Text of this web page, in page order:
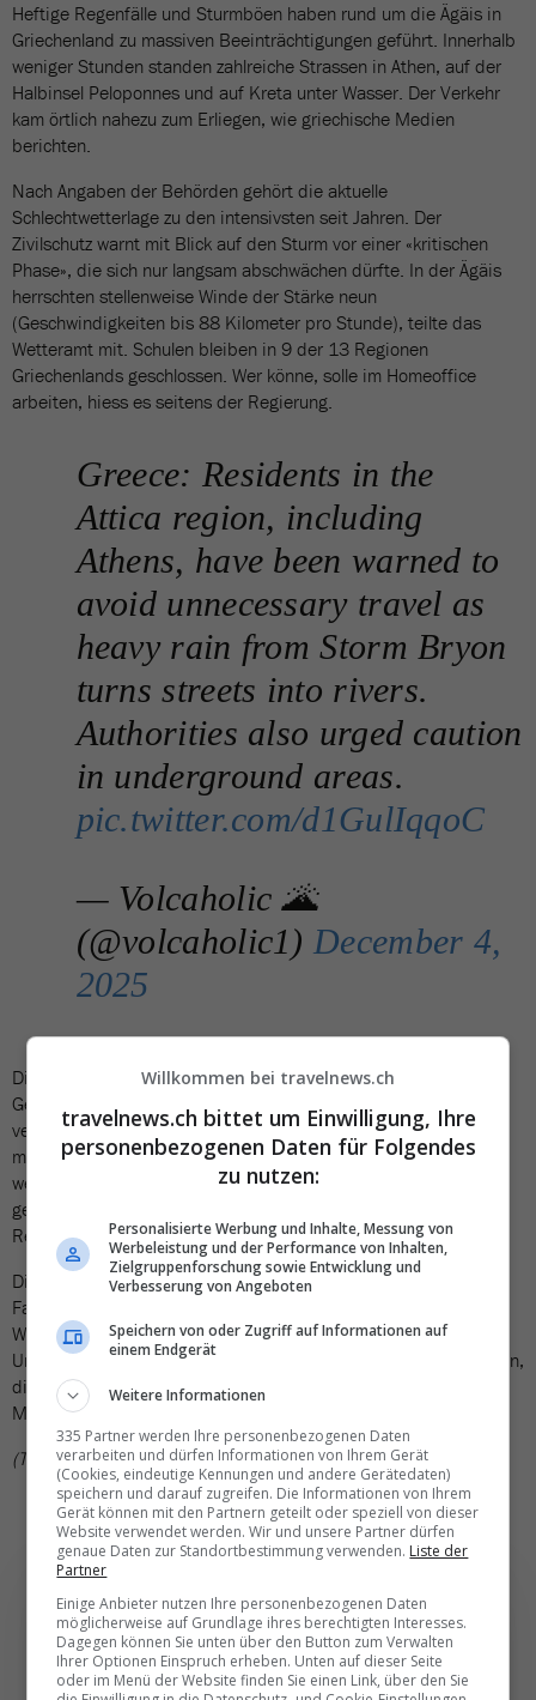
Heftige Regenfälle und Sturmböen haben rund um die Ägäis in
Griechenland zu massiven Beeinträchtigungen geführt. Innerhalb
weniger Stunden standen zahlreiche Strassen in Athen, auf der
Halbinsel Peloponnes und auf Kreta unter Wasser. Der Verkehr
kam örtlich nahezu zum Erliegen, wie griechische Medien
berichten.
Nach Angaben der Behörden gehört die aktuelle
Schlechtwetterlage zu den intensivsten seit Jahren. Der
Zivilschutz warnt mit Blick auf den Sturm vor einer «kritischen
Phase», die sich nur langsam abschwächen dürfte. In der Ägäis
herrschten stellenweise Winde der Stärke neun
(Geschwindigkeiten bis 88 Kilometer pro Stunde), teilte das
Wetteramt mit. Schulen bleiben in 9 der 13 Regionen
Griechenlands geschlossen. Wer könne, solle im Homeoffice
arbeiten, hiess es seitens der Regierung.
Greece: Residents in the
Attica region, including
Athens, have been warned to
avoid unnecessary travel as
heavy rain from Storm Bryon
turns streets into rivers.
Authorities also urged caution
in underground areas.
pic.twitter.com/d1GulIqqoC
— Volcaholic 🌋
(@volcaholic1)December 4,
2025
Die Feuerwehr meldete Dutzende Einsätze wegen überfluteter
Gebäude sowie umgestürzter Gegenstände. Teilweise
verwandelten sich Strassen in reissende Bäche, die Autos
mitrissen. Die Ost-West-Autobahn, die Athen mit dem
westgriechischen Hafen Patras verbindet, musste zeitweilig
gesperrt werden. Überschwemmungen wurden auch aus der
Region Sparta auf der Halbinsel Peloponnes gemeldet.
Die Behörden riefen die Bevölkerung eindringlich auf, unnötige
Fahrten zu vermeiden. Die Menschen wurden per SMS-
Warnmeldung des Zivilschutzes aufgefordert, überflutete
Unterführungen, stark geneigte Strassen sowie Stellen zu meiden,
die über Flüsse führten. Mit einer Wetterbesserung wird laut
Meteorologen am Samstag gerechnet.
(TN)
Die wichtigsten und
Willkommen bei travelnews.ch
travelnews.ch bittet um Einwilligung, Ihre
personenbezogenen Daten für Folgendes
zu nutzen:
Personalisierte Werbung und Inhalte, Messung von
Werbeleistung und der Performance von Inhalten,
Zielgruppenforschung sowie Entwicklung und
Verbesserung von Angeboten
Speichern von oder Zugriff auf Informationen auf
einem Endgerät
Weitere Informationen
335 Partner werden Ihre personenbezogenen Daten
verarbeiten und dürfen Informationen von Ihrem Gerät
(Cookies, eindeutige Kennungen und andere Gerätedaten)
speichern und darauf zugreifen. Die Informationen von Ihrem
Gerät können mit den Partnern geteilt oder speziell von dieser
Website verwendet werden. Wir und unsere Partner dürfen
genaue Daten zur Standortbestimmung verwenden. Liste der
Partner
Einige Anbieter nutzen Ihre personenbezogenen Daten
möglicherweise auf Grundlage ihres berechtigten Interesses.
Dagegen können Sie unten über den Button zum Verwalten
Ihrer Optionen Einspruch erheben. Unten auf dieser Seite
oder im Menü der Website finden Sie einen Link, über den Sie